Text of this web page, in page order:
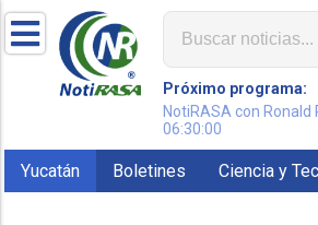
Próximo programa:
NotiRASA con Ronald
06:30:00
Yucatán Boletines Ciencia y